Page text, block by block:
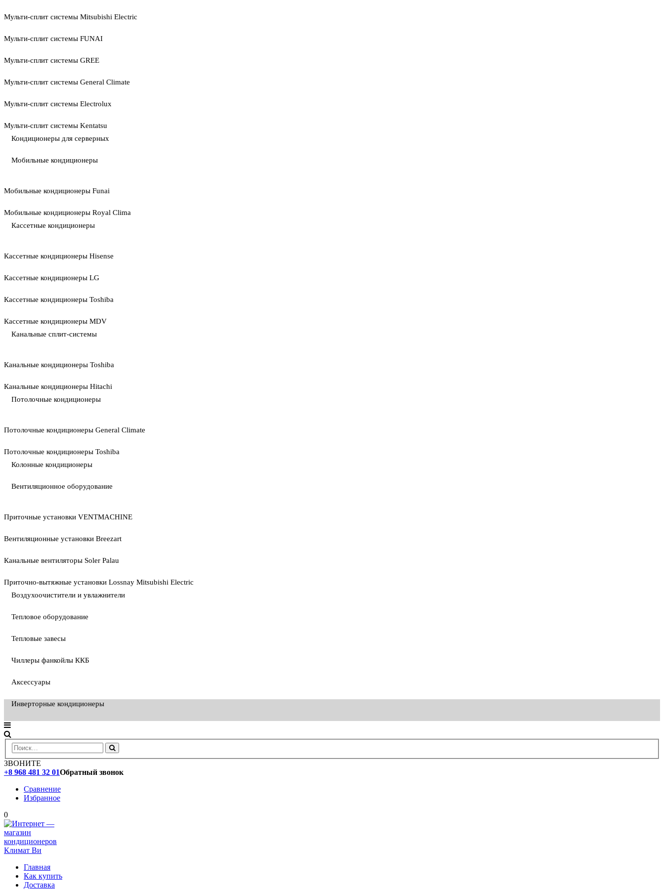
Мульти-сплит системы Mitsubishi Electric
Мульти-сплит системы FUNAI
Мульти-сплит системы GREE
Мульти-сплит системы General Climate
Мульти-сплит системы Electrolux
Мульти-сплит системы Kentatsu
Кондиционеры для серверных
Мобильные кондиционеры
Мобильные кондиционеры Funai
Мобильные кондиционеры Royal Clima
Кассетные кондиционеры
Кассетные кондиционеры Hisense
Кассетные кондиционеры LG
Кассетные кондиционеры Toshiba
Кассетные кондиционеры MDV
Канальные сплит-системы
Канальные кондиционеры Toshiba
Канальные кондиционеры Hitachi
Потолочные кондиционеры
Потолочные кондиционеры General Climate
Потолочные кондиционеры Toshiba
Колонные кондиционеры
Вентиляционное оборудование
Приточные установки VENTMACHINE
Вентиляционные установки Breezart
Канальные вентиляторы Soler Palau
Приточно-вытяжные установки Lossnay Mitsubishi Electric
Воздухоочистители и увлажнители
Тепловое оборудование
Тепловые завесы
Чиллеры фанкойлы ККБ
Аксессуары
Инверторные кондиционеры
ЗВОНИТЕ
+8 968 481 32 01Обратный звонок
Сравнение
Избранное
0
Главная
Как купить
Доставка